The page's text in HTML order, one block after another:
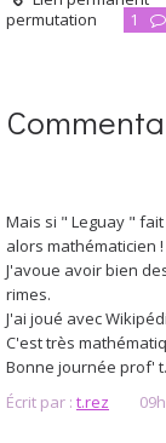
permutation
1
Mais si " Leguay "
alors mathématicien !
J'avoue avoir bien
rimes.
J'ai joué avec
C'est très
Bonne journée prof'
Écrit par : t.rez